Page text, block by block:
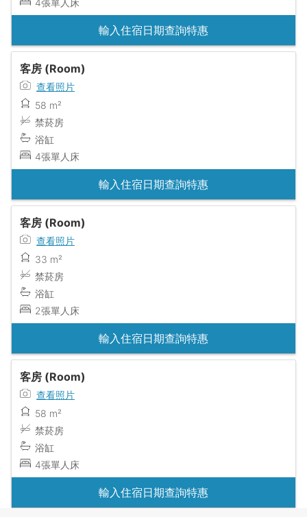
輸入住宿日期查詢特惠
客房 (Room)
查看照片
58 m²
禁菸房
浴缸
4張單人床
輸入住宿日期查詢特惠
客房 (Room)
查看照片
33 m²
禁菸房
浴缸
2張單人床
輸入住宿日期查詢特惠
客房 (Room)
查看照片
58 m²
禁菸房
浴缸
4張單人床
輸入住宿日期查詢特惠